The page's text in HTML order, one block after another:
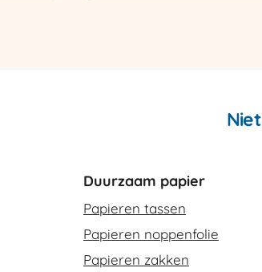
Duurzaam papier
Papieren tassen
Papieren noppenfolie
Papieren zakken